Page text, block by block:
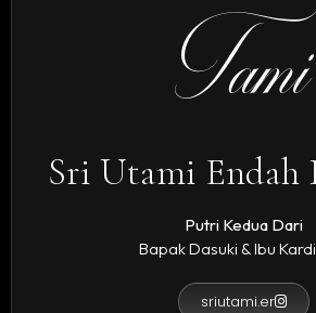
Tami
Sri Utami Endah
Putri Kedua Dari
Bapak Dasuki & Ibu
sriutami.er